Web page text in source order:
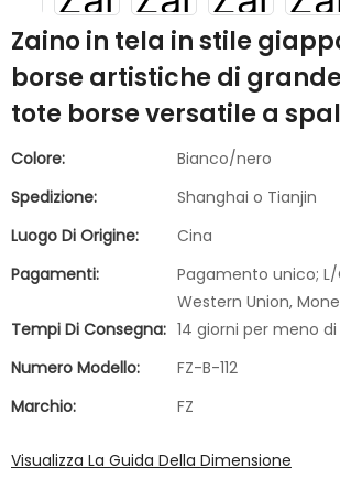
Zaino in tela in stile
borse artistiche di
tote borse versatile a
Colore:
Bianco/nero
Spedizione:
Shanghai o Tianjin
Luogo Di Origine:
Cina
Pagamenti:
Pagamento unico; L/
Western Union,
Tempi Di Consegna: 14 giorni per meno di
Numero Modello:
FZ-B-112
Marchio:
FZ
Visualizza La Guida Della Dimensione